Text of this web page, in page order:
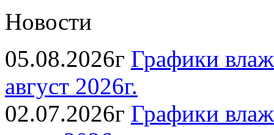
Новости
05.08.2026г Графики
август 2026г.
02.07.2026г Графики